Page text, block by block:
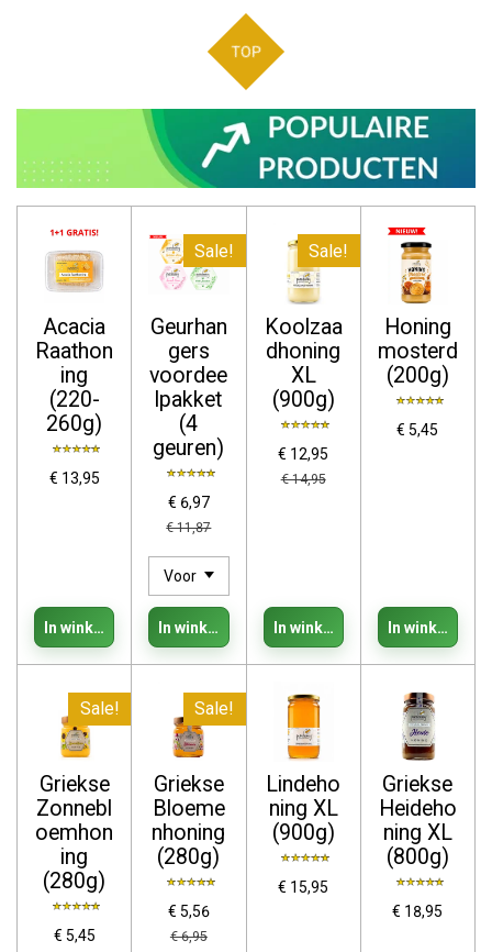
TOP
Acacia
Raathon
ing
(220-
260g)
€ 13,95
In winkelwagen
Sale!
Geurhan
gers
voordee
lpakket
(4
geuren)
€ 6,97
€ 11,87
In winkelwagen
Sale!
Koolzaa
dhoning
XL
(900g)
€ 12,95
€ 14,95
In winkelwagen
Honing
mosterd
(200g)
€ 5,45
In
Sale!
Griekse
Zonnebl
oemhon
ing
(280g)
€ 5,45
Sale!
Griekse
Bloeme
nhoning
(280g)
€ 5,56
€ 6,95
Lindeho
ning XL
(900g)
€ 15,95
Griekse
Heideho
ning XL
(800g)
€ 18,95